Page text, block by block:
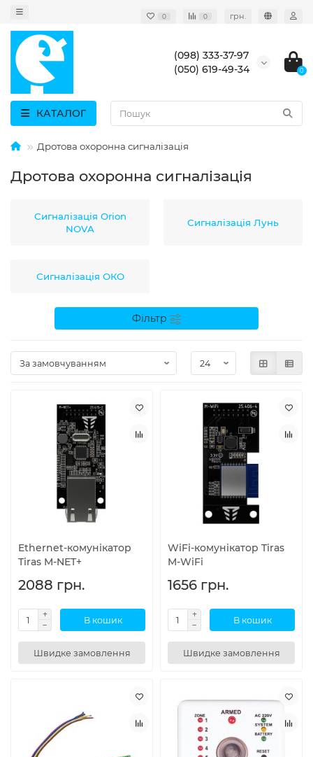
0 0 грн.
(098) 333-37-97
(050) 619-49-34
0
КАТАЛОГ
Дротова охоронна сигналізація
Дротова охоронна сигналізація
Сигналізація Orion
NOVA
Сигналізація Лунь
Сигналізація ОКО
Фільтр
Ethernet-комунікатор
Tiras M-NET+
2088 грн.
В кошик
Швидке замовлення
WiFi-комунікатор Tiras
M-WiFi
1656 грн.
В кошик
Швидке замовлення